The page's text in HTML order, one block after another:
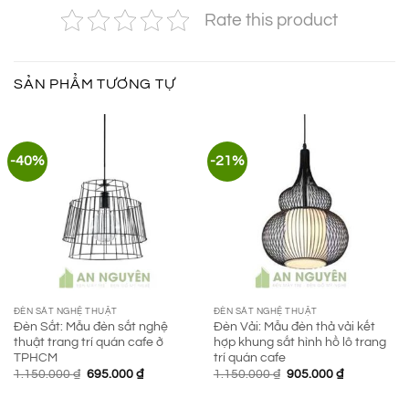
Rate this product
SẢN PHẨM TƯƠNG TỰ
-40%
ĐÈN SẮT NGHỆ THUẬT
Đèn Sắt: Mẫu đèn sắt nghệ
thuật trang trí quán cafe ở
TPHCM
1.150.000₫ Giá
695.000 ₫Giá
-21%
ĐÈN SẮT NGHỆ THUẬT
Đèn Vải: Mẫu đèn thả vải kết
hợp khung sắt hình hồ lô trang
trí quán cafe
1.150.000₫ Giá
905.000 ₫Giá